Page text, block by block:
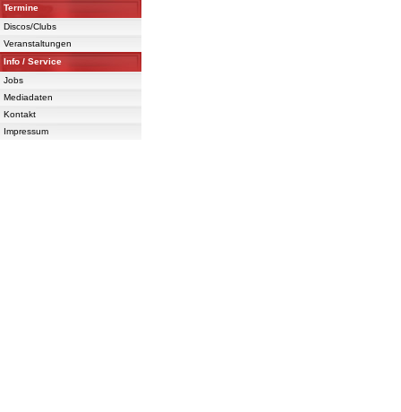
Termine
Discos/Clubs
Veranstaltungen
Info / Service
Jobs
Mediadaten
Kontakt
Impressum